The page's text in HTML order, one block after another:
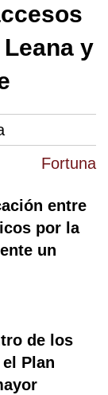
Fortuna
y
entre
por la
un
de los
Plan